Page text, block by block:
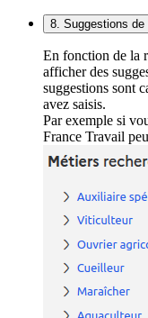
8. Suggestions de
En fonction de la
afficher des
suggestions sont
avez saisis.
Par exemple si
France Travail